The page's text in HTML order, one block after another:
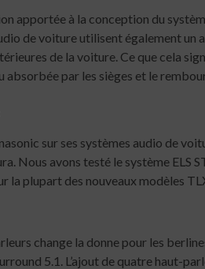
apportée à la conception du
de voiture utilisent également
de la voiture. Ce que cela
par les sièges et le
sur ses systèmes audio de
Nous avons testé le système
la plupart des nouveaux modèles
change la donne pour les
5.1. L’ajout de quatre haut-